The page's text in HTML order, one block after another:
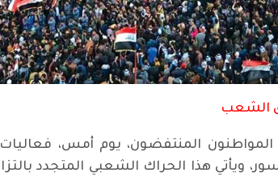
الشعب
المنتفضون، يوم أمس،
ويأتي هذا الحراك الشعبي المتجدد